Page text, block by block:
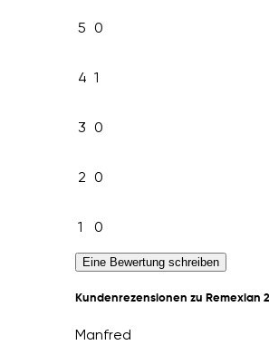
5 0
4 1
3 0
2 0
1 0
Eine Bewertung schreiben
Kundenrezensionen zu Remexian
Manfred